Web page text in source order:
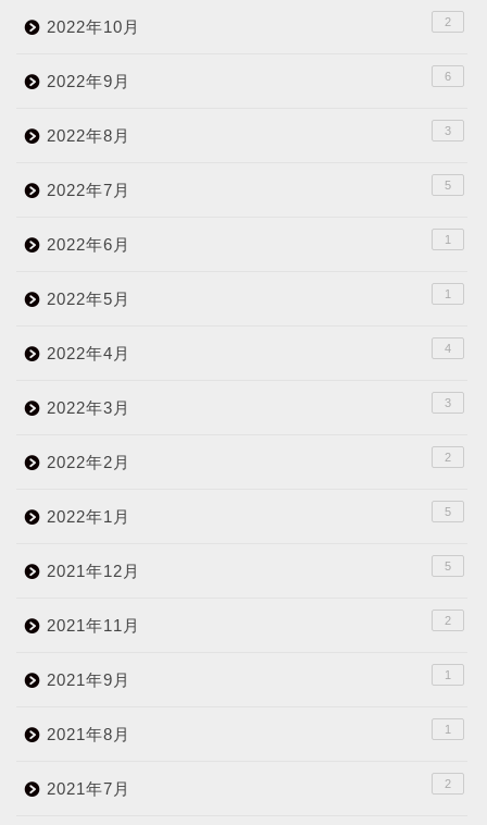
2022年10月 2
2022年9月 6
2022年8月 3
2022年7月 5
2022年6月 1
2022年5月 1
2022年4月 4
2022年3月 3
2022年2月 2
2022年1月 5
2021年12月 5
2021年11月 2
2021年9月 1
2021年8月 1
2021年7月 2